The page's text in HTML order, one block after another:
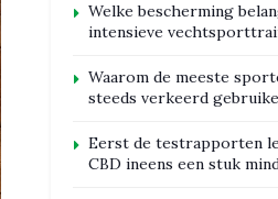
Welke bescherming
intensieve
Waarom de meeste
steeds verkeerd
Eerst de testrapporten
CBD ineens een stuk